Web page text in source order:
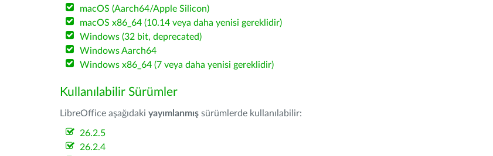
macOS (Aarch64/Apple Silicon)
macOS x86_64 (10.14 veya daha yenisi gereklidir)
Windows (32 bit, deprecated)
Windows Aarch64
Windows x86_64 (7 veya daha yenisi gereklidir)
Kullanılabilir Sürümler
LibreOffice aşağıdaki yayımlanmış sürümlerde kullanılabilir:
26.2.5
26.2.4